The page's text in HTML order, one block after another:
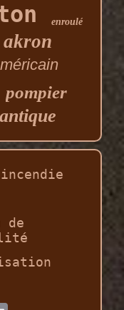
enroulé
akron
pompier
antique
de